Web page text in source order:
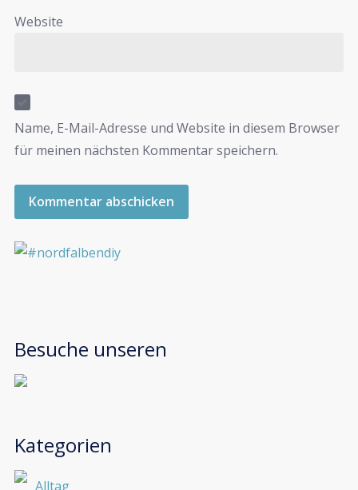
Website
Name, E-Mail-Adresse und Website in diesem Browser
für meinen nächsten Kommentar speichern.
Besuche unseren
Kategorien
Alltag